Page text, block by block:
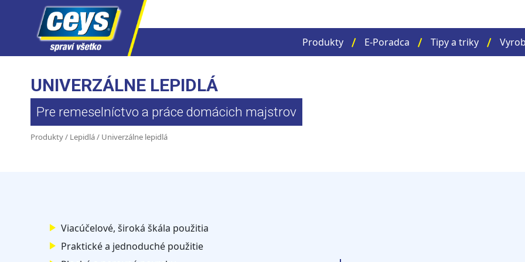
Produkty E-Poradca Tipy a triky
UNIVERZÁLNE LEPIDLÁ
Pre remeselníctvo a práce domácich majstrov
Produkty/ Lepidlá/ Univerzálne lepidlá
Viacúčelové, široká škála použitia
Praktické a jednoduché použitie